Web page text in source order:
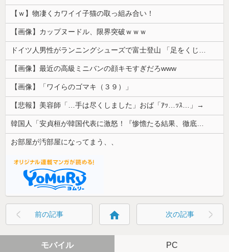
【ｗ】物凄くカワイイ子猫の取っ組み合い！
【画像】カップヌードル、限界突破ｗｗｗ
ドイツ人男性がランニングシューズで富士登山 「足をくじいて動けない」
【画像】最近の高級ミニバンの顔キモすぎだろwww
【画像】「ワイらのゴマキ（３９）」
【悲報】美容師「…手は尽くしました」おば「ｱｯ…ｯｽ…」→
韓国人「安貞桓が韓国代表に激怒！『惨憺たる結果、徹底的な刷新が必要だ』と監督や協会を痛烈批判」
お部屋が汚部屋になってまう、、
前の記事 home 次の記事
モバイル PC